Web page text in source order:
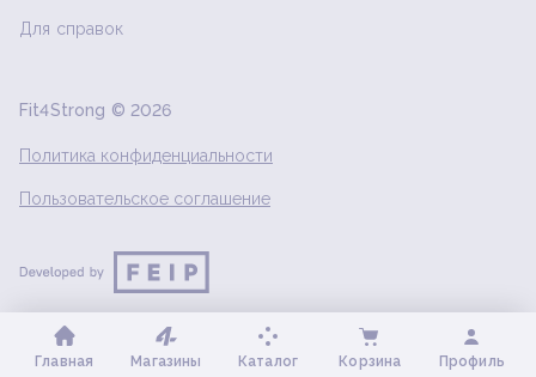
Для справок
Fit4Strong © 2026
Политика конфиденциальности
Пользовательское соглашение
Главная Магазины Каталог Корзина Профиль